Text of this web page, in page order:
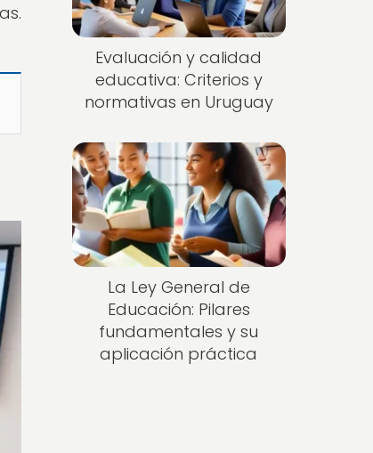
Evaluación y calidad
educativa: Criterios y
normativas en Uruguay
La Ley General de
Educación: Pilares
fundamentales y su
aplicación práctica